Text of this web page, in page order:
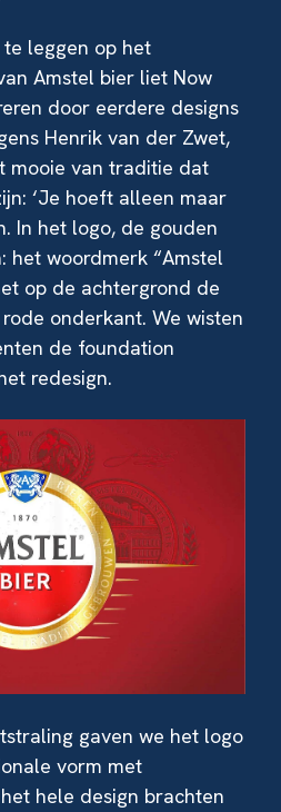
leggen op het
Amstel bier liet Now
door eerdere designs
Henrik van der Zwet,
mooie van traditie dat
‘Je hoeft alleen maar
In het logo, de gouden
het woordmerk “Amstel
op de achtergrond de
onderkant. We wisten
de foundation
redesign.
gaven we het logo
vorm met
hele design brachten